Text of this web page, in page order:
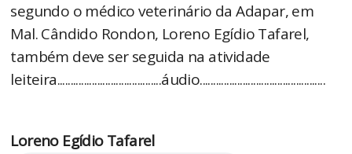
segundo o médico veterinário da Adapar, em
Mal. Cândido Rondon, Loreno Egídio Tafarel,
também deve ser seguida na atividade
leiteira.......................................áudio...............................................
Loreno Egídio Tafarel